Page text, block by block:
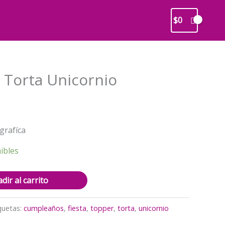
$0
Unicornio
al carrito
cumpleaños, fiesta, topper, torta, unicornio